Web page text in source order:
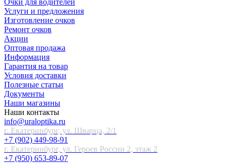
Услуги и предложения
Изготовление очков
Ремонт очков
Акции
Оптовая продажа
Информация
Гарантия на товар
Условия доставки
Полезные статьи
Документы
Наши магазины
Наши контакты
info@uraloptika.ru
г. Екатеринбург, ул. Шварца, 2/1
+7 (902) 449-98-91
г. Екатеринбург, ул. Героев России 2, этаж 2
+7 (950) 653-89-07